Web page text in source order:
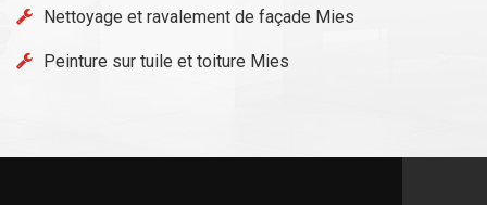
Nettoyage et ravalement de façade Mies
Peinture sur tuile et toiture Mies